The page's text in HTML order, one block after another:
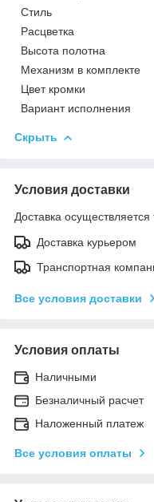
Стиль
Расцветка
Высота полотна
Механизм в комплекте
Цвет кромки
Вариант исполнения
Скрыть
Условия доставки
Доставка
Доставка курьером
Транспортная
Все условия доставки
Условия оплаты
Наличными
Безналичный расчет
Наложенный платеж
Все условия оплаты